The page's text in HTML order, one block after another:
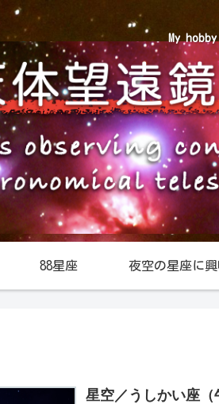
My
88星座
星空／うしかい座（